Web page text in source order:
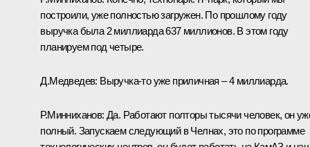
построили, уже полностью загружен. По прошлому году
выручка была 2 миллиарда 637 миллионов. В этом году
планируем под четыре.
Д.Медведев: Выручка‑то уже приличная – 4 миллиарда.
Р.Минниханов: Да. Работают полторы тысячи человек, он
полный. Запускаем следующий в Челнах, это по программе